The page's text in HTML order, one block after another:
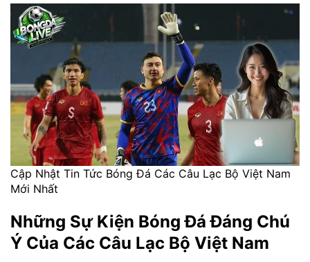
Cập Nhật Tin Tức Bóng Đá Các Câu Lạc Bộ Việt Nam
Mới Nhất
Những Sự Kiện Bóng Đá Đáng Chú
Ý Của Các Câu Lạc Bộ Việt Nam